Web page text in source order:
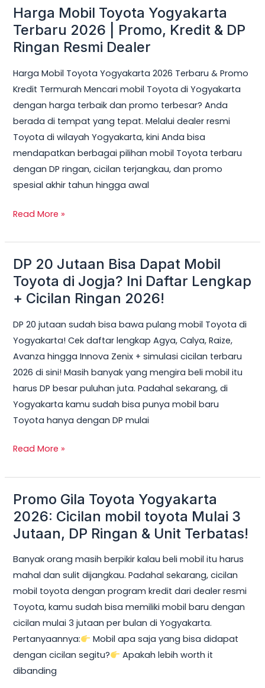
Harga Mobil Toyota Yogyakarta
Terbaru 2026 | Promo, Kredit & DP
Ringan Resmi Dealer
Harga Mobil Toyota Yogyakarta 2026 Terbaru & Promo
Kredit Termurah Mencari mobil Toyota di Yogyakarta
dengan harga terbaik dan promo terbesar? Anda
berada di tempat yang tepat. Melalui dealer resmi
Toyota di wilayah Yogyakarta, kini Anda bisa
mendapatkan berbagai pilihan mobil Toyota terbaru
dengan DP ringan, cicilan terjangkau, dan promo
spesial akhir tahun hingga awal
Harga
Mobil
Toyota
Terbaru
2026
|
Promo,
Kredit
&
DP
Ringan
Dealer
Read More »
DP 20 Jutaan Bisa Dapat Mobil
Toyota di Jogja? Ini Daftar Lengkap
+ Cicilan Ringan 2026!
DP 20 jutaan sudah bisa bawa pulang mobil Toyota di
Yogyakarta! Cek daftar lengkap Agya, Calya, Raize,
Avanza hingga Innova Zenix + simulasi cicilan terbaru
2026 di sini! Masih banyak yang mengira beli mobil itu
harus DP besar puluhan juta. Padahal sekarang, di
Yogyakarta kamu sudah bisa punya mobil baru
Toyota hanya dengan DP mulai
DP
20
Jutaan
Dapat
Mobil
Toyota
di
Jogja?
Ini
Daftar
+
2026!
Read More »
Promo Gila Toyota Yogyakarta
2026: Cicilan mobil toyota Mulai 3
Jutaan, DP Ringan & Unit Terbatas!
Banyak orang masih berpikir kalau beli mobil itu harus
mahal dan sulit dijangkau. Padahal sekarang, cicilan
mobil toyota dengan program kredit dari dealer resmi
Toyota, kamu sudah bisa memiliki mobil baru dengan
cicilan mulai 3 jutaan per bulan di Yogyakarta.
Pertanyaannya:
Mobil apa saja yang bisa didapat
dengan cicilan segitu?
Apakah lebih worth it
dibanding
Promo
Gila
Toyota
2026:
Cicilan
mobil
toyota
Mulai
3
Jutaan,
DP